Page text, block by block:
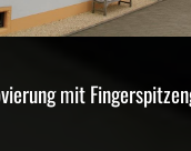
mit